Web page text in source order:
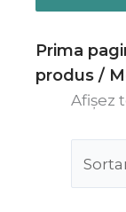
Prima
produs /
Afișez